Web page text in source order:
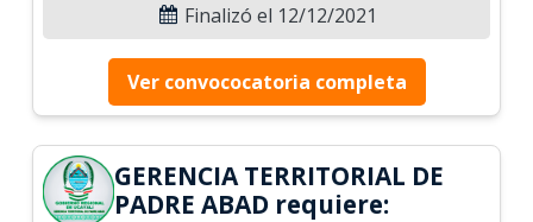
Finalizó el 12/12/2021
Ver convococatoria completa
GERENCIA TERRITORIAL DE
PADRE ABAD requiere: